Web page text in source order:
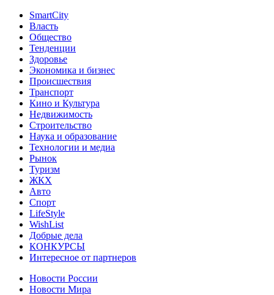
SmartCity
Власть
Общество
Тенденции
Здоровье
Экономика и бизнес
Происшествия
Транспорт
Кино и Культура
Недвижимость
Строительство
Наука и образование
Технологии и медиа
Рынок
Туризм
ЖКХ
Авто
Спорт
LifeStyle
WishList
Добрые дела
КОНКУРСЫ
Интересное от партнеров
Новости России
Новости Мира